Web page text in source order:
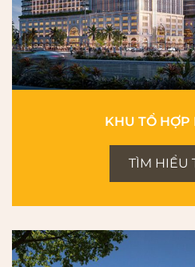
KHU TỔ HỢP
TÌM HIỂU